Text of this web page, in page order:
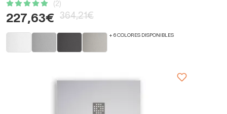
(2)
227,63€ 364,21€
+ 6 COLORES DISPONIBLES